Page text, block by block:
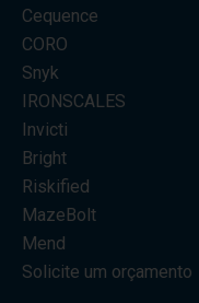
Cequence
CORO
Snyk
IRONSCALES
Invicti
Bright
Riskified
MazeBolt
Mend
Solicite um orçamento